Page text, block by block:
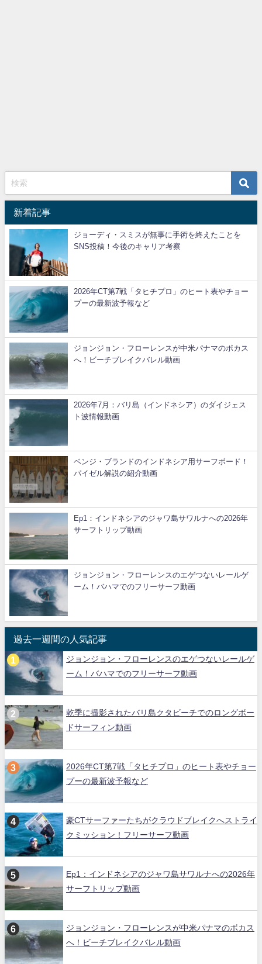
新着記事
ジョーディ・スミスが無事に手術を終えたことを
SNS投稿！今後のキャリア考察
2026年CT第7戦「タヒチプロ」のヒート表やチョー
プーの最新波予報など
ジョンジョン・フローレンスが中米パナマのボカス
へ！ビーチブレイクバレル動画
2026年7月：バリ島（インドネシア）のダイジェス
ト波情報動画
ベンジ・ブランドのインドネシア用サーフボード！
パイゼル解説の紹介動画
Ep1：インドネシアのジャワ島サワルナへの2026年
サーフトリップ動画
ジョンジョン・フローレンスのエゲつないレールゲ
ーム！バハマでのフリーサーフ動画
過去一週間の人気記事
ジョンジョン・フローレンスのエゲつないレールゲ
ーム！バハマでのフリーサーフ動画
乾季に撮影されたバリ島クタビーチでのロングボー
ドサーフィン動画
2026年CT第7戦「タヒチプロ」のヒート表やチョー
プーの最新波予報など
豪CTサーファーたちがクラウドブレイクへストライ
クミッション！フリーサーフ動画
Ep1：インドネシアのジャワ島サワルナへの2026年
サーフトリップ動画
ジョンジョン・フローレンスが中米パナマのボカス
へ！ビーチブレイクバレル動画